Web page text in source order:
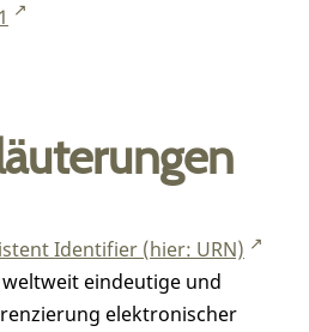
Identifier (hier: URN)
eindeutige und
elektronischer